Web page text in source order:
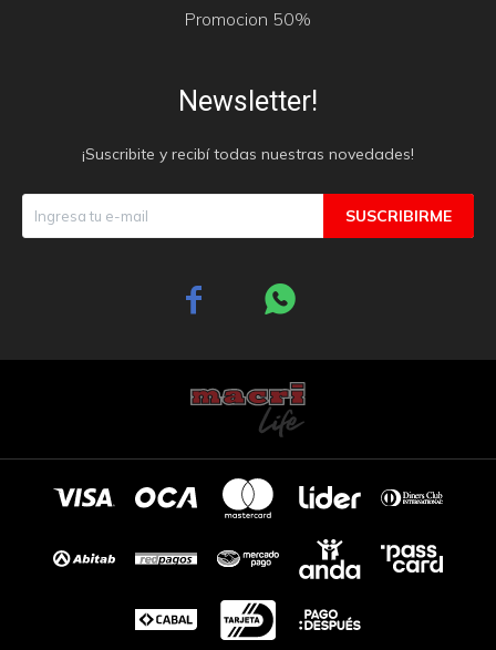
Promocion 50%
Newsletter!
¡Suscribite y recibí todas nuestras novedades!
SUSCRIBIRME
 